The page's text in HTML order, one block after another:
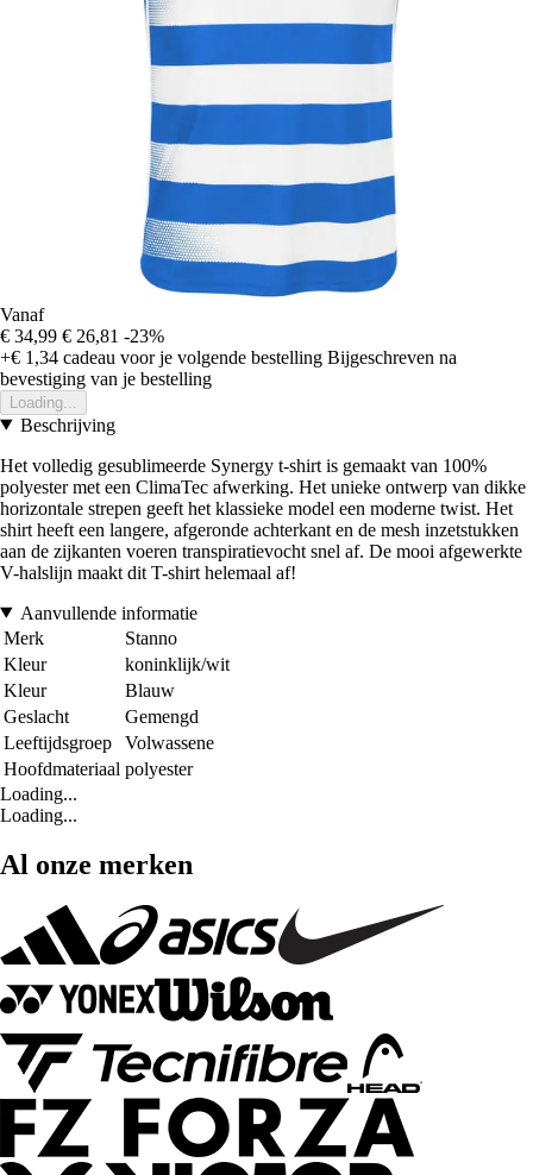
Vanaf
€ 34,99 € 26,81 -23%
+€ 1,34 cadeau voor je volgende bestelling Bijgeschreven na
bevestiging van je bestelling
Loading...
Beschrijving
Het volledig gesublimeerde Synergy t-shirt is gemaakt van 100%
polyester met een ClimaTec afwerking. Het unieke ontwerp van dikke
horizontale strepen geeft het klassieke model een moderne twist. Het
shirt heeft een langere, afgeronde achterkant en de mesh inzetstukken
aan de zijkanten voeren transpiratievocht snel af. De mooi afgewerkte
V-halslijn maakt dit T-shirt helemaal af!
Aanvullende informatie
Merk
Stanno
Kleur
koninklijk/wit
Kleur
Blauw
Geslacht
Gemengd
Leeftijdsgroep
Volwassene
Hoofdmateriaal polyester
Loading...
Loading...
Al onze merken